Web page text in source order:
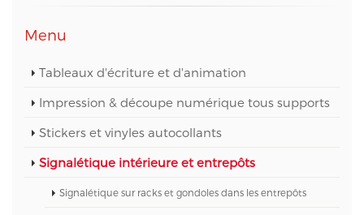
Menu
Tableaux d'écriture et d'animation
Impression & découpe numérique tous supports
Stickers et vinyles autocollants
Signalétique intérieure et entrepôts
Signalétique sur racks et gondoles dans les entrepôts